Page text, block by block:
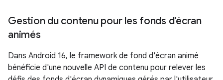
Gestion du contenu pour les fonds d'écran
animés
Dans Android 16, le framework de fond d'écran animé
bénéficie d'une nouvelle API de contenu pour relever les